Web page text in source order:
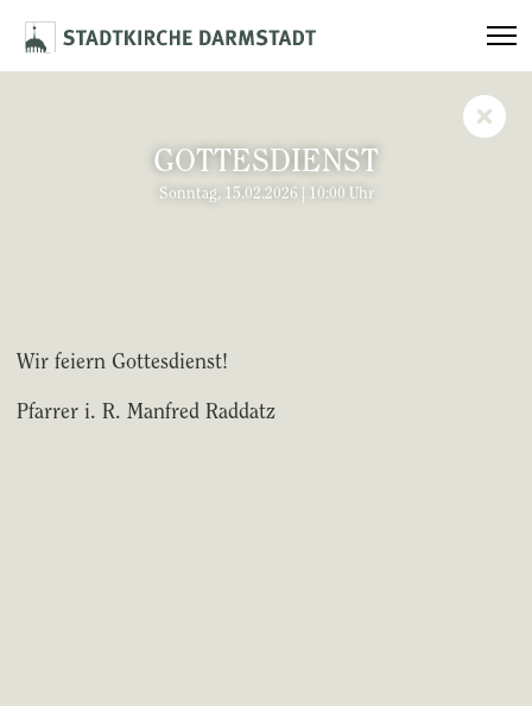
GOTTESDIENST
Sonntag, 15.02.2026 | 10:00 Uhr
Wir feiern Gottesdienst!
Pfarrer i. R. Manfred Raddatz